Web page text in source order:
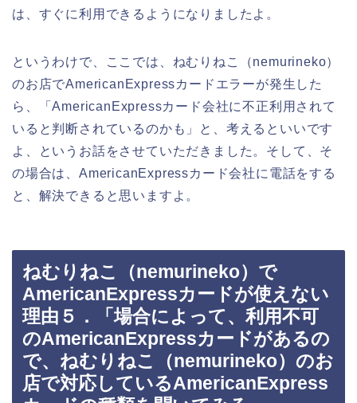
は、すぐに利用できるようになりましたよ。
というわけで、ここでは、ねむりねこ（nemurineko）
のお店でAmericanExpressカードエラーが発生した
ら、「AmericanExpressカード会社に不正利用されて
いると判断されているのかも」と、考えるといいです
よ、というお話をさせていただきました。そして、そ
の場合は、AmericanExpressカード会社に電話をする
と、解決できると思いますよ。
ねむりねこ（nemurineko）で
AmericanExpressカードが使えない
理由５．「場合によって、利用不可
のAmericanExpressカードがあるの
で、ねむりねこ（nemurineko）のお
店で対応しているAmericanExpress